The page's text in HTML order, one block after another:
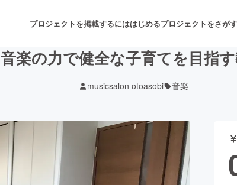
プロジェクトを掲載するにははじめるプロジェクトをさがす
音楽 舞台・パフォー
ゲーム・サービス開発 フード・飲食店
音楽の力で健全な子育てを目指
musicsalon otoasobi 音楽